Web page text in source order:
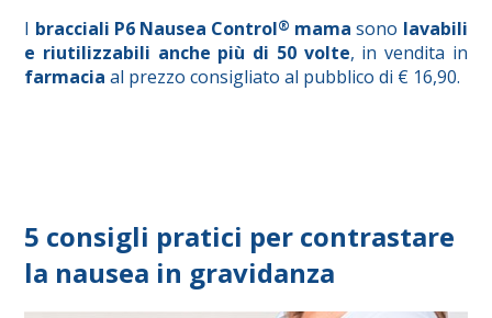
I bracciali P6 Nausea Control® mama sono lavabili
e riutilizzabili anche più di 50 volte, in vendita in
farmacia al prezzo consigliato al pubblico di € 16,90.
5 consigli pratici per contrastare
la nausea in gravidanza